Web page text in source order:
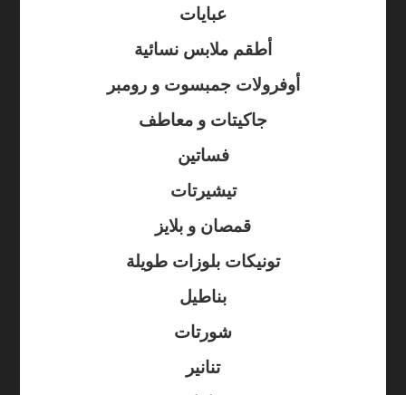
عبايات
أطقم ملابس نسائية
أوفرولات جمبسوت و رومبر
جاكيتات و معاطف
فساتين
تيشيرتات
قمصان و بلايز
تونيكات بلوزات طويلة
بناطيل
شورتات
تنانير